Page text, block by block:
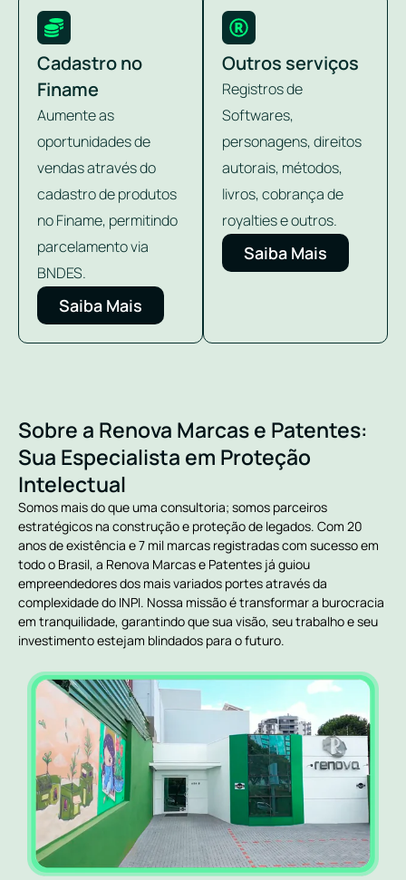
Cadastro no
Finame
Aumente as
oportunidades de
vendas através do
cadastro de produtos
no Finame, permitindo
parcelamento via
BNDES.
Saiba Mais
Outros serviços
Registros de
Softwares,
personagens, direitos
autorais, métodos,
livros, cobrança de
royalties e outros.
Saiba Mais
Sobre a Renova Marcas e Patentes:
Sua Especialista em Proteção
Intelectual
Somos mais do que uma consultoria; somos parceiros
estratégicos na construção e proteção de legados. Com 20
anos de existência e 7 mil marcas registradas com sucesso em
todo o Brasil, a Renova Marcas e Patentes já guiou
empreendedores dos mais variados portes através da
complexidade do INPI. Nossa missão é transformar a burocracia
em tranquilidade, garantindo que sua visão, seu trabalho e seu
investimento estejam blindados para o futuro.